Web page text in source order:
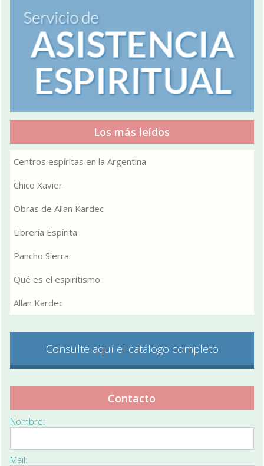
Los más leídos
Centros espíritas en la Argentina
Chico Xavier
Obras de Allan Kardec
Librería Espírita
Pancho Sierra
Qué es el espiritismo
Allan Kardec
Consulte aquí el catálogo completo
Contacto
Nombre:
Mail: